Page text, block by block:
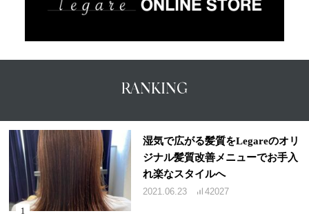
RANKING
湿気で広がる髪質をLegareのオリ
ジナル髪質改善メニューでお手入
れ楽なスタイルへ
2021.06.23 42027